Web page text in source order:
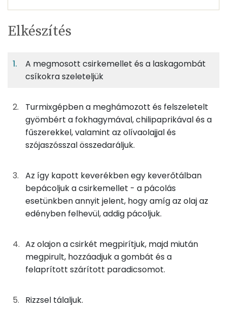
Egy
adagban
16%
Fehérje
5%
Szénhidrát
3%
150gcsirkemellfilé
180 kcal
75glaskagomba
22 kcal
0gchili
0 kcal
3g fokhagyma
4 kcal
3gszójaszósz
2 kcal
2golívaolaj
0g kurkuma
TÁPANYAGTARTALOM
Egy
adagban
4
adagban
100
16%
Fehérje
5%
Szénhidrát
3%
Zsír
76%
Víz
TOP ásványi anyagok
Foszfor
Nátrium
Magnézium
Szelén
Kálcium
TOP vitaminok
Niacin - B3 vitamin:
Elkészítés
A megmosott csirkemellet és a laskagombát
csíkokra szeleteljük
Turmixgépben a meghámozott és felszeletelt
gyömbért a fokhagymával, chilipaprikával és a
fűszerekkel, valamint az olívaolajjal és
szójaszósszal összedaráljuk.
Az így kapott keverékben egy keverőtálban
bepácoljuk a csirkemellet - a pácolás
esetünkben annyit jelent, hogy amíg az olaj az
edényben felhevül, addig pácoljuk.
Az olajon a csirkét megpirítjuk, majd miután
megpirult, hozzáadjuk a gombát és a
felaprított szárított paradicsomot.
Rizzsel tálaljuk.